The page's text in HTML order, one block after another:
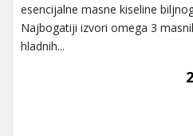
esencijalne masne kiseline
Najbogatiji izvori omega 3
hladnih...